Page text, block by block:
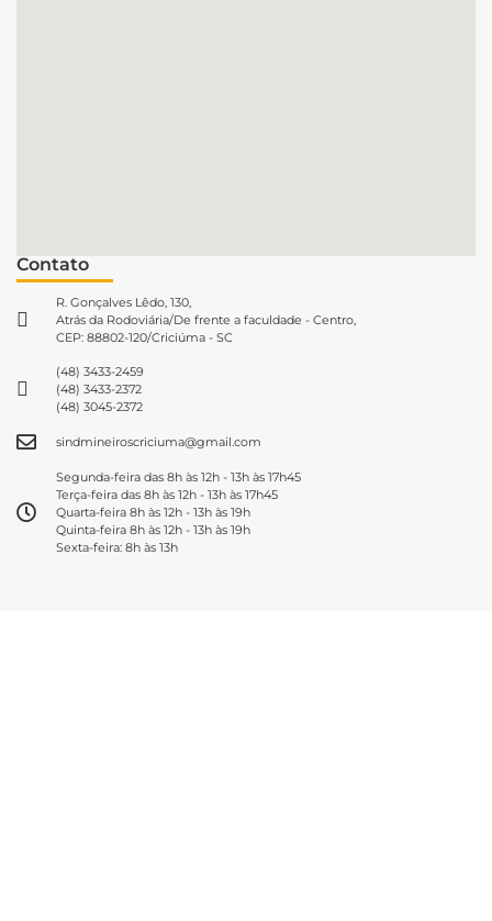
Contato
R. Gonçalves Lêdo, 130,
Atrás da Rodoviária/De frente a faculdade - Centro,
CEP: 88802-120/Criciúma - SC
(48) 3433-2459
(48) 3433-2372
(48) 3045-2372
sindmineiroscriciuma@gmail.com
Segunda-feira das 8h às 12h - 13h às 17h45
Terça-feira das 8h às 12h - 13h às 17h45
Quarta-feira 8h às 12h - 13h às 19h
Quinta-feira 8h às 12h - 13h às 19h
Sexta-feira: 8h às 13h